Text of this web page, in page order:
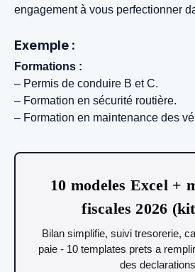
engagement à vous perfectionner
Exemple :
Formations :
– Permis de conduire B et C.
– Formation en sécurité routière.
– Formation en maintenance des
10 modeles Excel +
fiscales 2026
Bilan simplifie, suivi tresorerie,
paie - 10 templates prets a
des